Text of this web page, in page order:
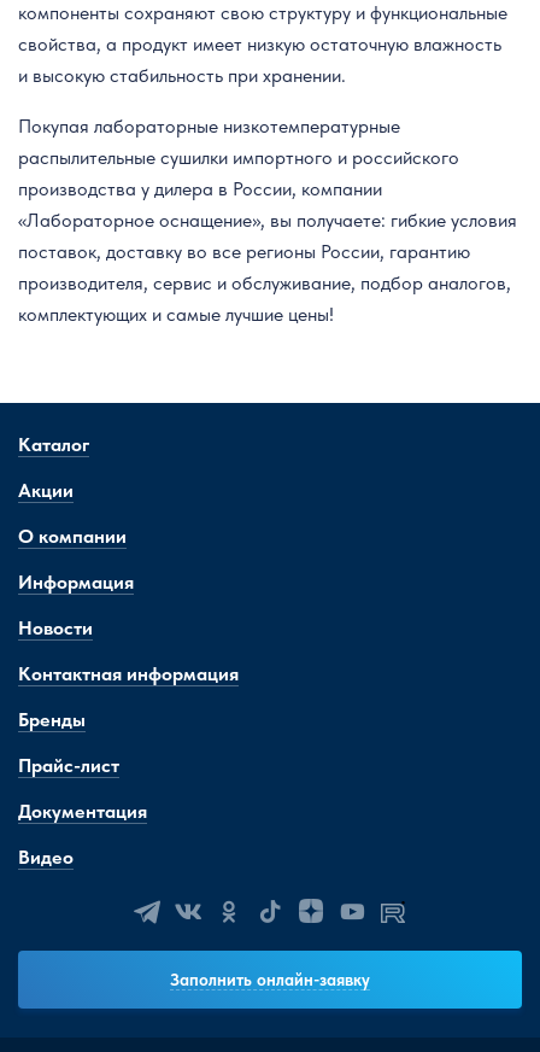
компоненты сохраняют свою структуру и функциональные
свойства, а продукт имеет низкую остаточную влажность
и высокую стабильность при хранении.
Покупая лабораторные низкотемпературные
распылительные сушилки импортного и российского
производства у дилера в России, компании
«Лабораторное оснащение», вы получаете: гибкие условия
поставок, доставку во все регионы России, гарантию
производителя, сервис и обслуживание, подбор аналогов,
комплектующих и самые лучшие цены!
Каталог
Акции
О компании
Информация
Новости
Контактная информация
Бренды
Прайс-лист
Документация
Видео
Заполнить онлайн-заявку